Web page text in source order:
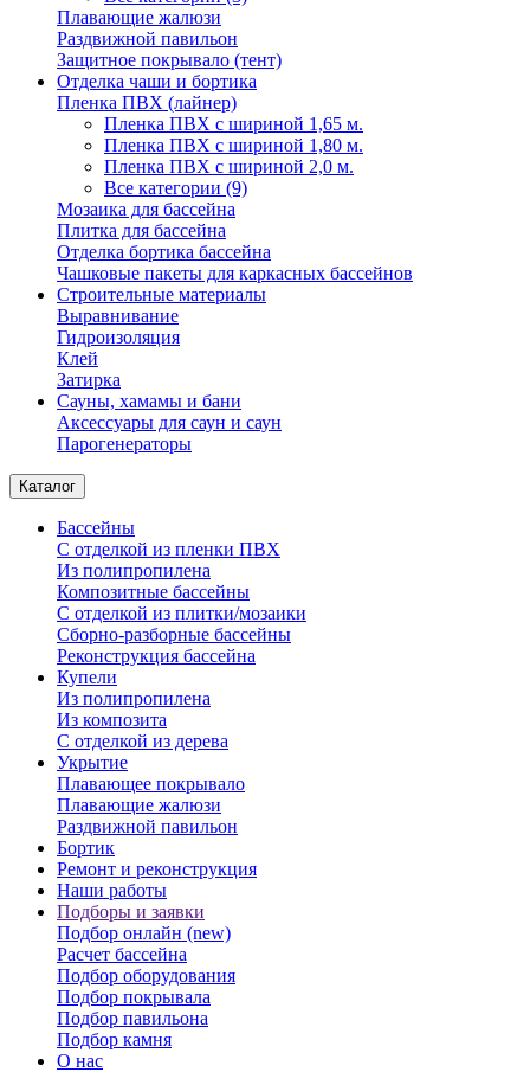
Плавающие жалюзи
Раздвижной павильон
Защитное покрывало (тент)
Отделка чаши и бортика
Пленка ПВХ (лайнер)
Пленка ПВХ с шириной 1,65 м.
Пленка ПВХ с шириной 1,80 м.
Пленка ПВХ с шириной 2,0 м.
Все категории (9)
Мозаика для бассейна
Плитка для бассейна
Отделка бортика бассейна
Чашковые пакеты для каркасных бассейнов
Строительные материалы
Выравнивание
Гидроизоляция
Клей
Затирка
Сауны, хамамы и бани
Аксессуары для саун и саун
Парогенераторы
Каталог
Бассейны
С отделкой из пленки ПВХ
Из полипропилена
Композитные бассейны
С отделкой из плитки/мозаики
Сборно-разборные бассейны
Реконструкция бассейна
Купели
Из полипропилена
Из композита
С отделкой из дерева
Укрытие
Плавающее покрывало
Плавающие жалюзи
Раздвижной павильон
Бортик
Ремонт и реконструкция
Наши работы
Подборы и заявки
Подбор онлайн (new)
Расчет бассейна
Подбор оборудования
Подбор покрывала
Подбор павильона
Подбор камня
О нас